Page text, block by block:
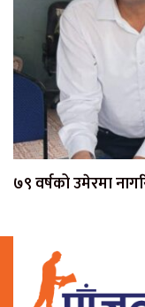
७९ वर्षको उमेरमा